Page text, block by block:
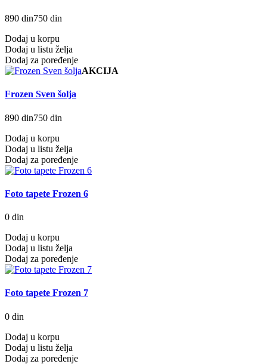
890 din750 din
Dodaj u korpu
Dodaj u listu želja
Dodaj za poređenje
AKCIJA
Frozen Sven šolja
890 din750 din
Dodaj u korpu
Dodaj u listu želja
Dodaj za poređenje
Foto tapete Frozen 6
0 din
Dodaj u korpu
Dodaj u listu želja
Dodaj za poređenje
Foto tapete Frozen 7
0 din
Dodaj u korpu
Dodaj u listu želja
Dodaj za poređenje